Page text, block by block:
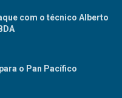
com o técnico Alberto
o Pan Pacífico